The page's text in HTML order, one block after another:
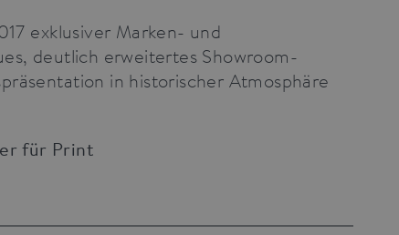
exklusiver Marken- und
deutlich erweitertes Showroom-
in historischer Atmosphäre
für Print